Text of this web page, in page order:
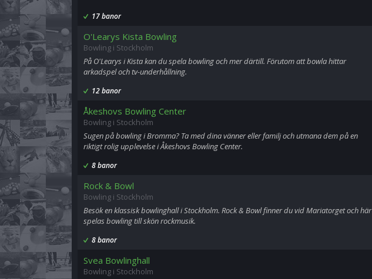
17 banor
O'Learys Kista Bowling
Bowling i Stockholm
På O'Learys i Kista kan du spela bowling och mer därtill. Förutom att bowla hittar
arkadspel och tv-underhållning.
12 banor
Åkeshovs Bowling Center
Bowling i Stockholm
Sugen på bowling i Bromma? Ta med dina vänner eller familj och utmana dem på en
riktigt rolig upplevelse i Åkeshovs Bowling Center.
8 banor
Rock & Bowl
Bowling i Stockholm
Besök en klassisk bowlinghall i Stockholm. Rock & Bowl finner du vid Mariatorget och här
spelas bowling till skön rockmusik.
8 banor
Svea Bowlinghall
Bowling i Stockholm